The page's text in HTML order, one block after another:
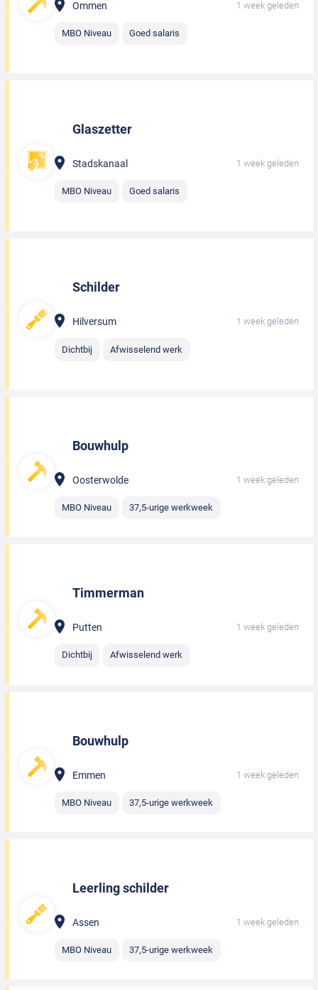
Ommen 1 week geleden
MBO Niveau Goed salaris
Glaszetter
Stadskanaal 1 week geleden
MBO Niveau Goed salaris
Schilder
Hilversum 1 week geleden
Dichtbij Afwisselend werk
Bouwhulp
Oosterwolde 1 week geleden
MBO Niveau 37,5-urige werkweek
Timmerman
Putten 1 week geleden
Dichtbij Afwisselend werk
Bouwhulp
Emmen 1 week geleden
MBO Niveau 37,5-urige werkweek
Leerling schilder
Assen 1 week geleden
MBO Niveau 37,5-urige werkweek